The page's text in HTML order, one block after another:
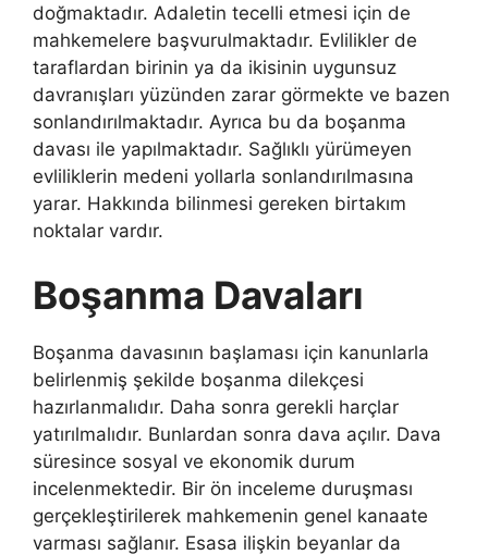
doğmaktadır. Adaletin tecelli etmesi için de
mahkemelere başvurulmaktadır. Evlilikler de
taraflardan birinin ya da ikisinin uygunsuz
davranışları yüzünden zarar görmekte ve bazen
sonlandırılmaktadır. Ayrıca bu da boşanma
davası ile yapılmaktadır. Sağlıklı yürümeyen
evliliklerin medeni yollarla sonlandırılmasına
yarar. Hakkında bilinmesi gereken birtakım
noktalar vardır.
Boşanma Davaları
Boşanma davasının başlaması için kanunlarla
belirlenmiş şekilde boşanma dilekçesi
hazırlanmalıdır. Daha sonra gerekli harçlar
yatırılmalıdır. Bunlardan sonra dava açılır. Dava
süresince sosyal ve ekonomik durum
incelenmektedir. Bir ön inceleme duruşması
gerçekleştirilerek mahkemenin genel kanaate
varması sağlanır. Esasa ilişkin beyanlar da